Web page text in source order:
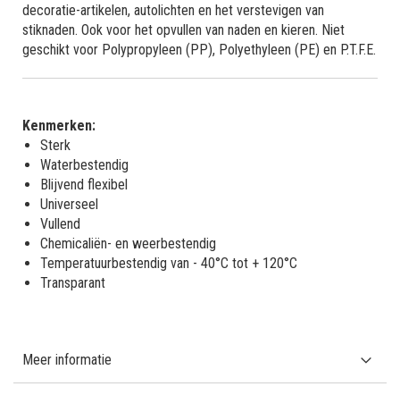
decoratie-artikelen, autolichten en het verstevigen van
stiknaden. Ook voor het opvullen van naden en kieren. Niet
geschikt voor Polypropyleen (PP), Polyethyleen (PE) en P.T.F.E.
Kenmerken:
Sterk
Waterbestendig
Blijvend flexibel
Universeel
Vullend
Chemicaliën- en weerbestendig
Temperatuurbestendig van - 40°C tot + 120°C
Transparant
Meer informatie